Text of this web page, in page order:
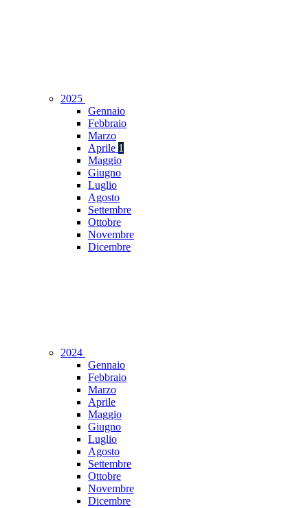
2025
Gennaio
Febbraio
Marzo
Aprile 1
Maggio
Giugno
Luglio
Agosto
Settembre
Ottobre
Novembre
Dicembre
2024
Gennaio
Febbraio
Marzo
Aprile
Maggio
Giugno
Luglio
Agosto
Settembre
Ottobre
Novembre
Dicembre